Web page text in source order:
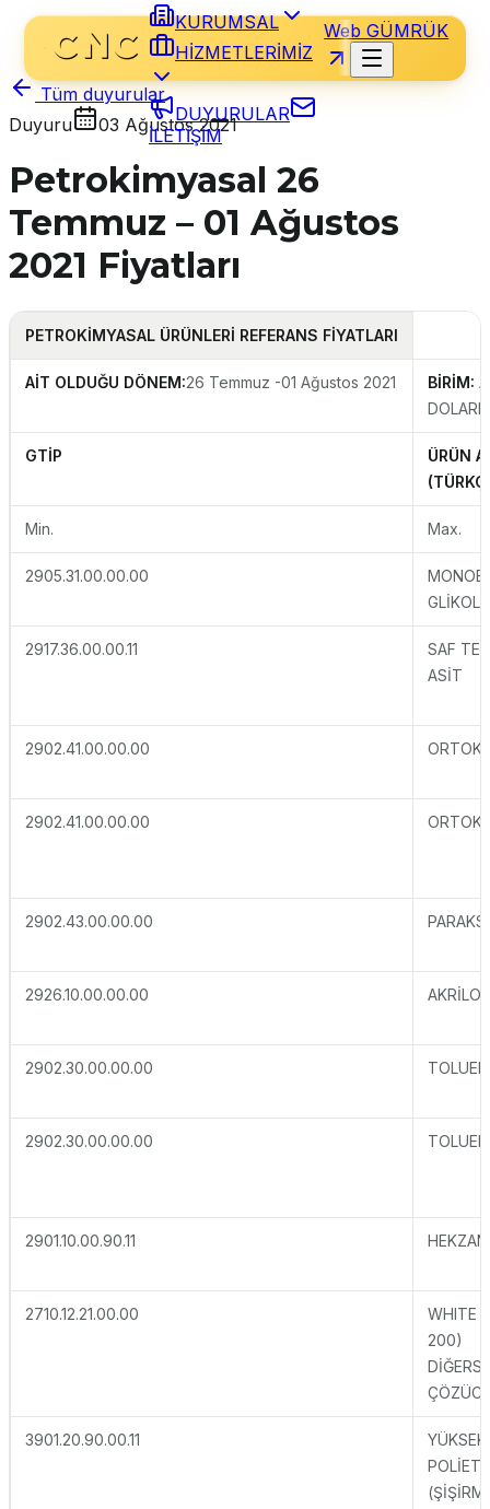
KURUMSAL
HİZMETLERİMİZ
DUYURULAR
İLETİŞİM
Web GÜMRÜK
Tüm duyurular
Duyuru
03 Ağustos 2021
Petrokimyasal 26
Temmuz – 01 Ağustos
2021 Fiyatları
PETROKİMYASAL ÜRÜNLERİ REFERANS FİYATLARI
AİT OLDUĞU DÖNEM:26 Temmuz -01 Ağustos 2021 BİRİM:
GTİP
ÜRÜN
Min. Max.
2905.31.00.00.00
GLİKOL
2917.36.00.00.11
SAF
ASİT
2902.41.00.00.00
2902.41.00.00.00
2902.43.00.00.00
2926.10.00.00.00
2902.30.00.00.00 TOLUEN
2902.30.00.00.00 TOLUEN
2901.10.00.90.11 HEKZAN
2710.12.21.00.00
WHITE
200)
3901.20.90.00.11